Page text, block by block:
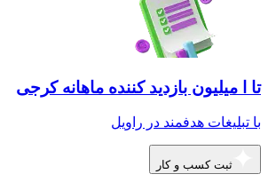
تا ا میلیون بازدید کننده ماهانه کرجی
با تبلیغات هدفمند در راویل
ثبت کسب و کار